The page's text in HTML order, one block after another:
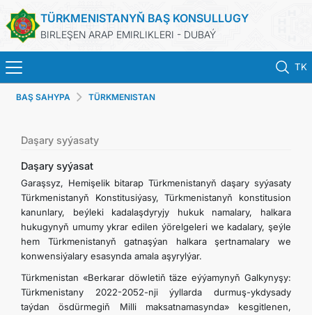
TÜRKMENISTANYŇ BAŞ KONSULLUGY
BIRLEŞEN ARAP EMIRLIKLERI - DUBAÝ
TK
BAŞ SAHYPA
TÜRKMENISTAN
KONSULLYK HYZMATLARY
ARAGATNAŞYK
DIM
BAŞ SAHYPA TÜRKMENISTAN
Daşary syýasaty
Daşary syýasat
Garaşsyz, Hemişelik bitarap Türkmenistanyň daşary syýasaty
Türkmenistanyň Konstitusiýasy, Türkmenistanyň konstitusion
kanunlary, beýleki kadalaşdyryjy hukuk namalary, halkara
hukugynyň umumy ykrar edilen ýörelgeleri we kadalary, şeýle
hem Türkmenistanyň gatnaşýan halkara şertnamalary we
konwensiýalary esasynda amala aşyrylýar.
Türkmenistan «Berkarar döwletiň täze eýýamynyň Galkynyşy:
Türkmenistany 2022-2052-nji ýyllarda durmuş-ykdysady
taýdan ösdürmegiň Milli maksatnamasynda» kesgitlenen,